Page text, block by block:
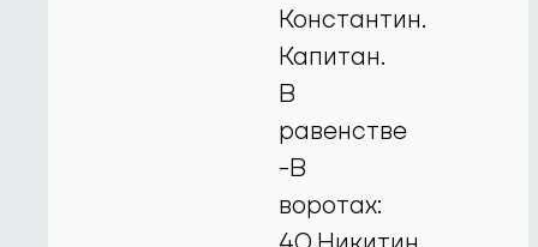
Константин.
Капитан.
В
равенстве
-В
воротах: